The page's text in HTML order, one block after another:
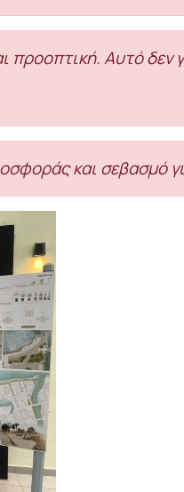
προοπτική. Αυτό δεν
και σεβασμό